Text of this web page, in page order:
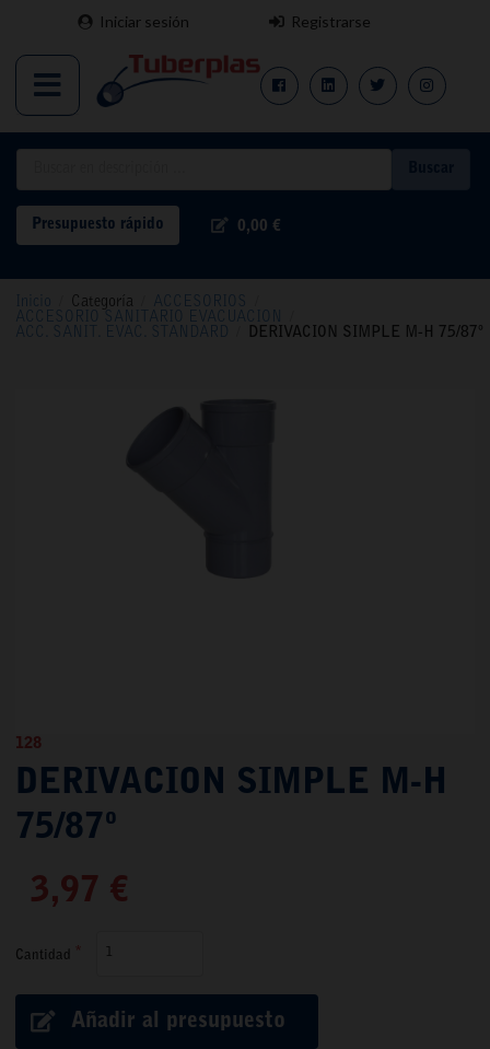
Iniciar sesión Registrarse
Presupuesto rápido 0,00 €
Inicio Categoría ACCESORIOS
ACCESORIO SANITARIO EVACUACION
ACC. SANIT. EVAC. STANDARD DERIVACION SIMPLE M-H 75/87º
128
DERIVACION SIMPLE M-H
75/87º
3,97 €
Cantidad
Añadir al presupuesto